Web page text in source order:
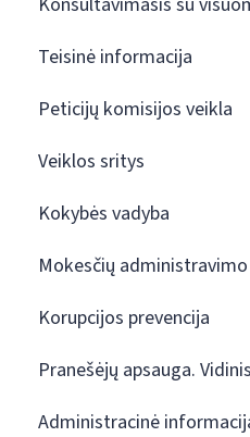
Teisinė informacija
Peticijų komisijos veikla
Veiklos sritys
Kokybės vadyba
Mokesčių
Korupcijos prevencija
Pranešėjų apsauga.
Administracinė